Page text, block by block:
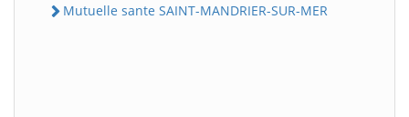
Mutuelle sante SAINT-MANDRIER-SUR-MER